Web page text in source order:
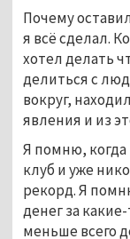
Почему
я всё сделал.
хотел делать
делиться с
вокруг,
явления и из
Я помню,
клуб и уже
рекорд. Я
денег за
меньше всего